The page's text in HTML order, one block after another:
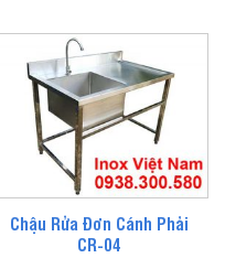
Chậu Rửa Đơn Cánh Phải
CR-04